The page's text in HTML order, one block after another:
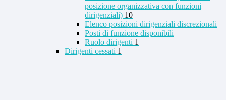
posizione organizzativa con funzioni
dirigenziali) 10
Elenco posizioni dirigenziali discrezionali
Posti di funzione disponibili
Ruolo dirigenti 1
Dirigenti cessati 1